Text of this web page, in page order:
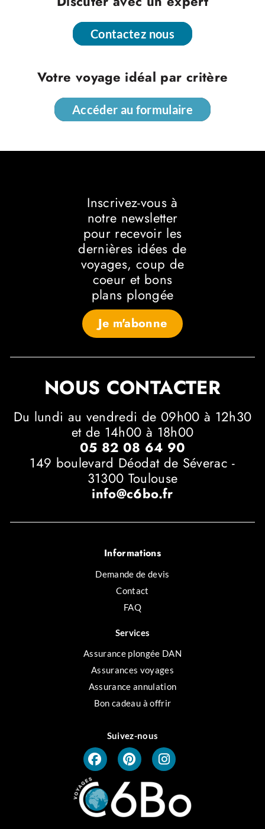
Contactez nous
Votre voyage idéal par critère
Accéder au formulaire
Inscrivez-vous à
notre newsletter
pour recevoir les
dernières idées de
voyages, coup de
coeur et bons
plans plongée
Je m'abonne
NOUS CONTACTER
Du lundi au vendredi de 09h00 à 12h30
et de 14h00 à 18h00
05 82 08 64 90
149 boulevard Déodat de Séverac -
31300 Toulouse
info@c6bo.fr
Informations
Demande de devis
Contact
FAQ
Services
Assurance plongée DAN
Assurances voyages
Assurance annulation
Bon cadeau à offrir
Suivez-nous